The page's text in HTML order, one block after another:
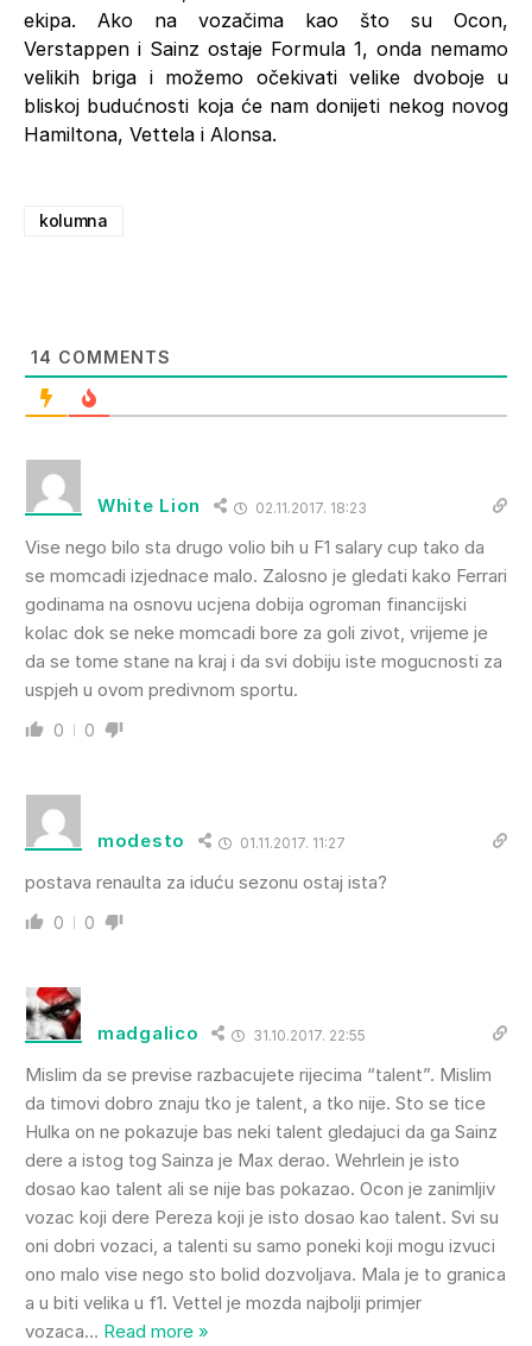
ekipa. Ako na vozačima kao što su Ocon,
Verstappen i Sainz ostaje Formula 1, onda nemamo
velikih briga i možemo očekivati velike dvoboje u
bliskoj budućnosti koja će nam donijeti nekog novog
Hamiltona, Vettela i Alonsa.
kolumna
14 COMMENTS
White Lion 02.11.2017. 18:23
Vise nego bilo sta drugo volio bih u F1 salary cup tako da
se momcadi izjednace malo. Zalosno je gledati kako Ferrari
godinama na osnovu ucjena dobija ogroman financijski
kolac dok se neke momcadi bore za goli zivot, vrijeme je
da se tome stane na kraj i da svi dobiju iste mogucnosti za
uspjeh u ovom predivnom sportu.
0 0
modesto 01.11.2017. 11:27
postava renaulta za iduću sezonu ostaj ista?
0 0
madgalico 31.10.2017. 22:55
Mislim da se previse razbacujete rijecima “talent”. Mislim
da timovi dobro znaju tko je talent, a tko nije. Sto se tice
Hulka on ne pokazuje bas neki talent gledajuci da ga Sainz
dere a istog tog Sainza je Max derao. Wehrlein je isto
dosao kao talent ali se nije bas pokazao. Ocon je zanimljiv
vozac koji dere Pereza koji je isto dosao kao talent. Svi su
oni dobri vozaci, a talenti su samo poneki koji mogu izvuci
ono malo vise nego sto bolid dozvoljava. Mala je to granica
a u biti velika u f1. Vettel je mozda najbolji primjer
vozaca… Read more »